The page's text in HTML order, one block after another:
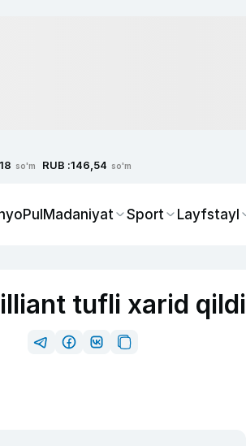
so'm RUB :146,54 so'm
PulMadaniyat Sport Layfstayl
tufli xarid qildi